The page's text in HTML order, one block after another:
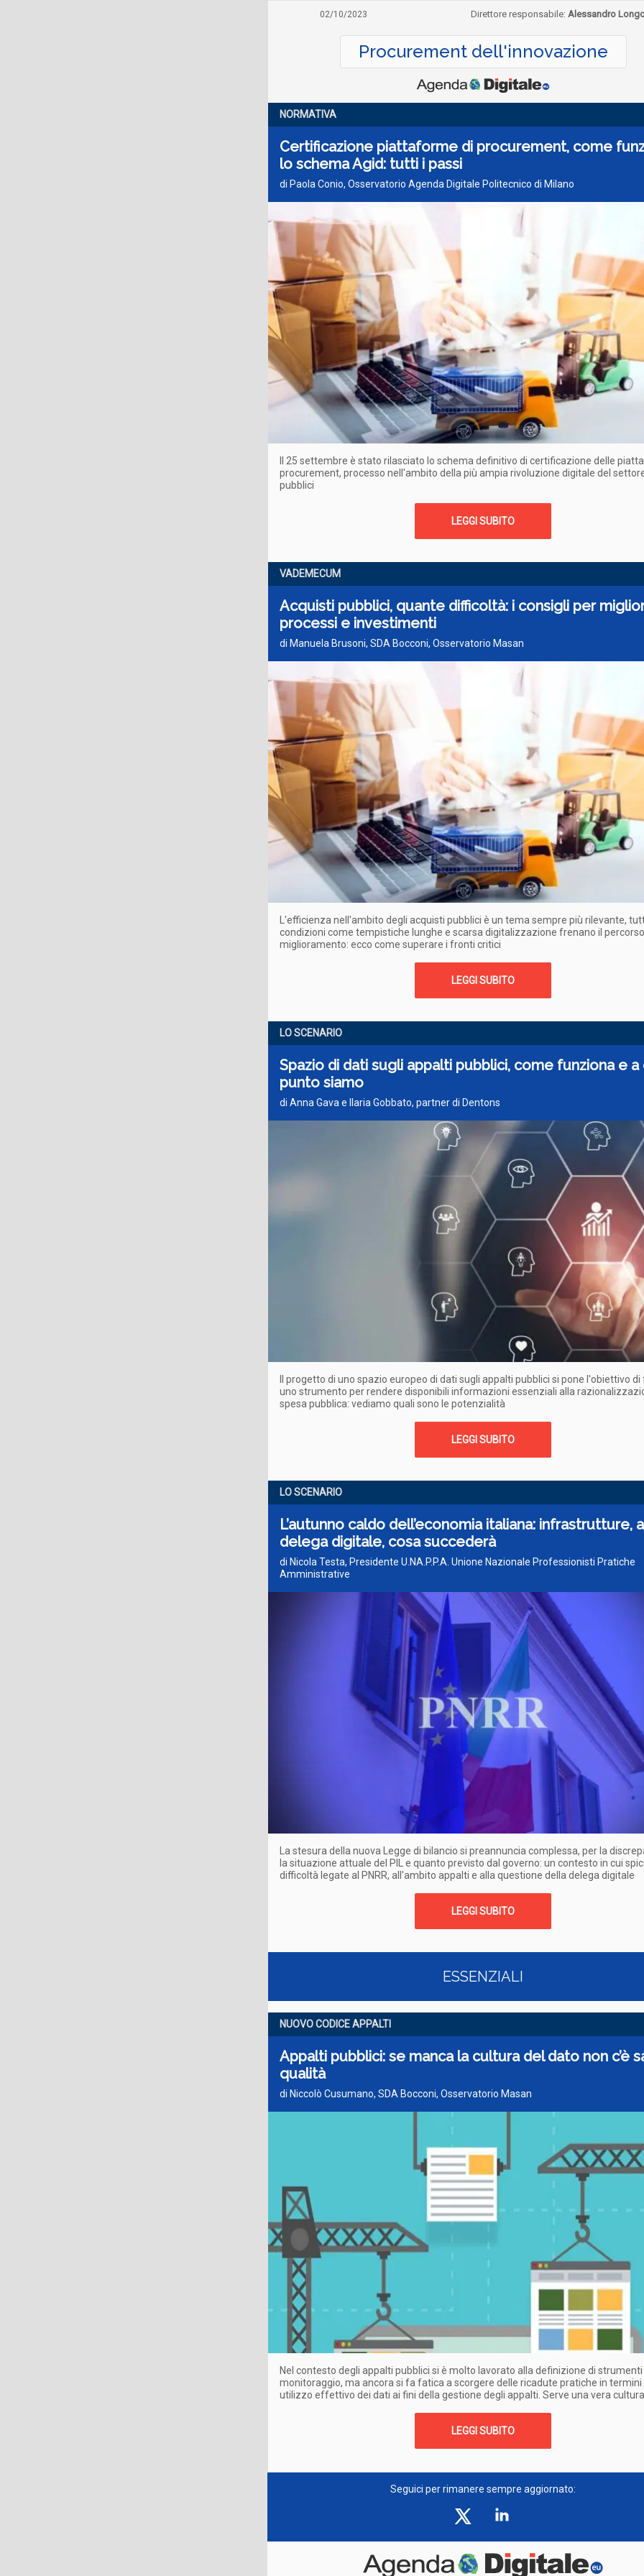
02/10/2023 Direttore responsabile: Alessandro
Procurement dell'innovazione
NORMATIVA
Certificazione piattaforme di procurement, come
lo schema Agid: tutti i passi
di Paola Conio, Osservatorio Agenda Digitale Politecnico di Milano
Il 25 settembre è stato rilasciato lo schema definitivo di certificazione delle
procurement, processo nell'ambito della più ampia rivoluzione digitale del
pubblici
LEGGI SUBITO
VADEMECUM
Acquisti pubblici, quante difficoltà: i consigli per
processi e investimenti
di Manuela Brusoni, SDA Bocconi, Osservatorio Masan
L'efficienza nell'ambito degli acquisti pubblici è un tema sempre più rilevante,
condizioni come tempistiche lunghe e scarsa digitalizzazione frenano il
miglioramento: ecco come superare i fronti critici
LEGGI SUBITO
LO SCENARIO
Spazio di dati sugli appalti pubblici, come funziona e a
punto siamo
di Anna Gava e Ilaria Gobbato, partner di Dentons
Il progetto di uno spazio europeo di dati sugli appalti pubblici si pone l'obiettivo
uno strumento per rendere disponibili informazioni essenziali alla
spesa pubblica: vediamo quali sono le potenzialità
LEGGI SUBITO
LO SCENARIO
L’autunno caldo dell’economia italiana: infrastrutture,
delega digitale, cosa succederà
di Nicola Testa, Presidente U.NA.P.P.A. Unione Nazionale Professionisti Pratiche
Amministrative
La stesura della nuova Legge di bilancio si preannuncia complessa, per la
la situazione attuale del PIL e quanto previsto dal governo: un contesto in cui
difficoltà legate al PNRR, all'ambito appalti e alla questione della delega digitale
LEGGI SUBITO
ESSENZIALI
NUOVO CODICE APPALTI
Appalti pubblici: se manca la cultura del dato non c’è
qualità
di Niccolò Cusumano, SDA Bocconi, Osservatorio Masan
Nel contesto degli appalti pubblici si è molto lavorato alla definizione di strumenti
monitoraggio, ma ancora si fa fatica a scorgere delle ricadute pratiche in termini
utilizzo effettivo dei dati ai fini della gestione degli appalti. Serve una vera
LEGGI SUBITO
Seguici per rimanere sempre aggiornato: